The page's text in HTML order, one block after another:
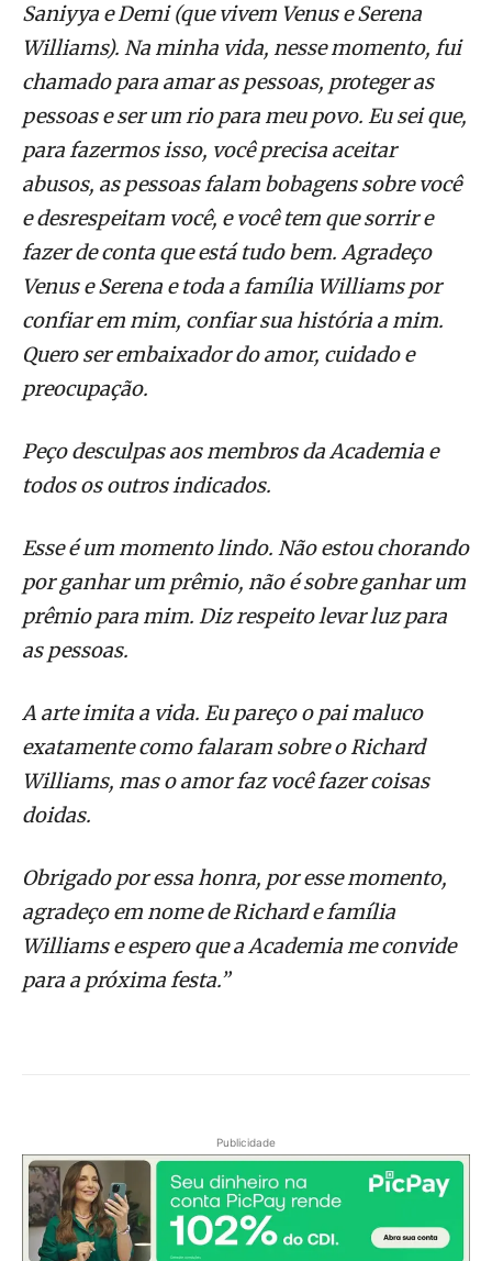
Saniyya e Demi (que vivem Venus e Serena
Williams). Na minha vida, nesse momento, fui
chamado para amar as pessoas, proteger as
pessoas e ser um rio para meu povo. Eu sei que,
para fazermos isso, você precisa aceitar
abusos, as pessoas falam bobagens sobre você
e desrespeitam você, e você tem que sorrir e
fazer de conta que está tudo bem. Agradeço
Venus e Serena e toda a família Williams por
confiar em mim, confiar sua história a mim.
Quero ser embaixador do amor, cuidado e
preocupação.
Peço desculpas aos membros da Academia e
todos os outros indicados.
Esse é um momento lindo. Não estou chorando
por ganhar um prêmio, não é sobre ganhar um
prêmio para mim. Diz respeito levar luz para
as pessoas.
A arte imita a vida. Eu pareço o pai maluco
exatamente como falaram sobre o Richard
Williams, mas o amor faz você fazer coisas
doidas.
Obrigado por essa honra, por esse momento,
agradeço em nome de Richard e família
Williams e espero que a Academia me convide
para a próxima festa.”
Publicidade